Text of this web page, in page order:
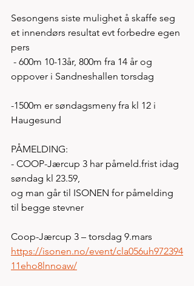
Sesongens siste mulighet å skaffe seg
et innendørs resultat evt forbedre egen
pers
oppover i Sandneshallen torsdag
-1500m er søndagsmeny fra kl 12 i
Haugesund
PÅMELDING:
- COOP-Jærcup 3 har påmeld.frist idag
søndag kl 23.59,
og man går til ISONEN for påmelding
til begge stevner
Coop-Jærcup 3 – torsdag 9.mars
https://isonen.no/event/cla056uh972394
11eho8lnnoaw/